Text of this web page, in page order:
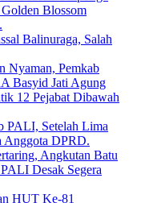
Blossom
Balinuraga, Salah
Nyaman, Pemkab
Basyid Jati Agung
12 Pejabat Dibawah
PALI, Setelah Lima
Anggota DPRD.
Angkutan Batu
Desak Segera
HUT Ke-81